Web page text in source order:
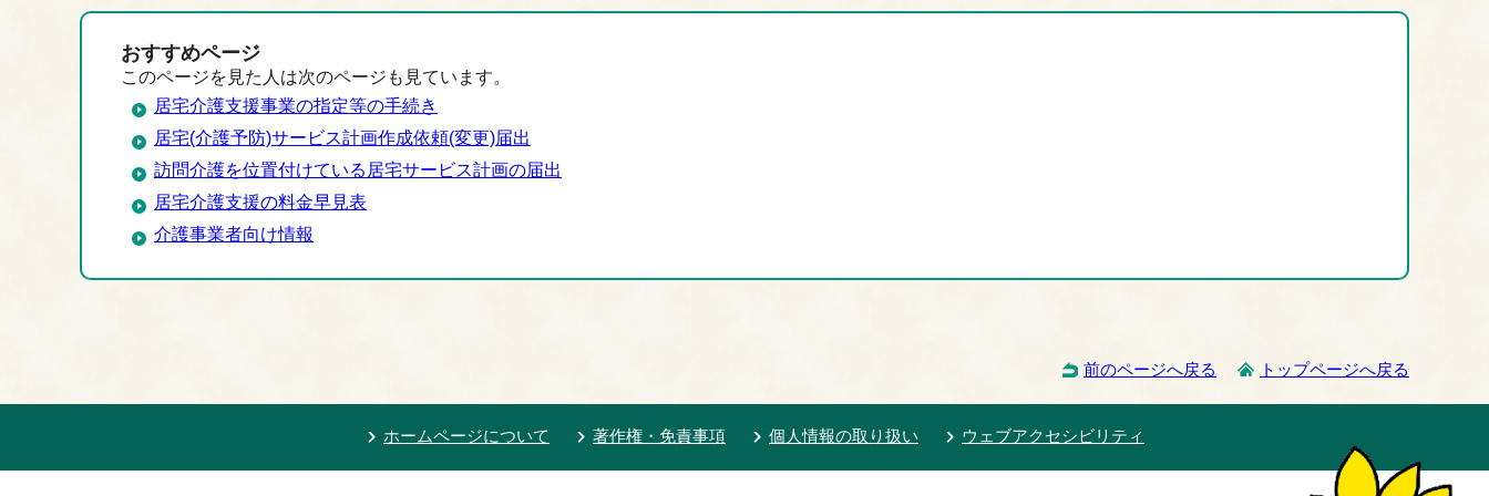
おすすめページ
このページを見た人は次のページも見ています。
居宅介護支援事業の指定等の手続き
居宅(介護予防)サービス計画作成依頼(変更)届出
訪問介護を位置付けている居宅サービス計画の届出
居宅介護支援の料金早見表
介護事業者向け情報
前のページへ戻る トップページへ戻る
ホームページについて 著作権・免責事項 個人情報の取り扱い ウェブアクセシビリティ